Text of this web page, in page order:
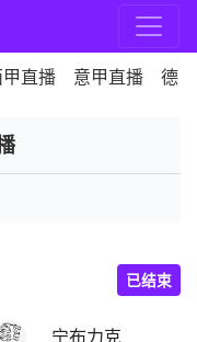
直播 意甲直播 德
宁布力克
已结束